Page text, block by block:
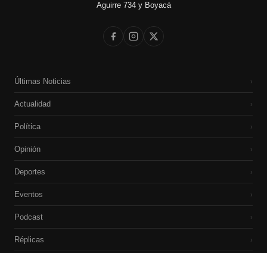
Aguirre 734 y Boyacá
Últimas Noticias ›
Actualidad ›
Política ›
Opinión ›
Deportes ›
Eventos ›
Podcast ›
Réplicas ›